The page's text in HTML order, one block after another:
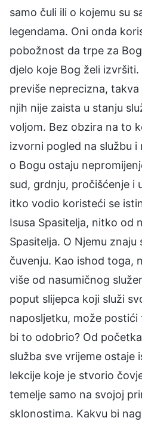
samo čuli ili o kojemu su
legendama. Oni onda
pobožnost da trpe za
djelo koje Bog želi
previše neprecizna,
njih nije zaista u stanju
voljom. Bez obzira na to
izvorni pogled na službu i
o Bogu ostaju
sud, grdnju, pročišćenje i
itko vodio koristeći se
Isusa Spasitelja, nitko od
Spasitelja. O Njemu
čuvenju. Kao ishod toga,
više od nasumičnog
poput slijepca koji služi
naposljetku, može
bi to odobrio? Od
služba sve vrijeme ostaje
lekcije koje je stvorio
temelje samo na svojoj
sklonostima. Kakvu bi